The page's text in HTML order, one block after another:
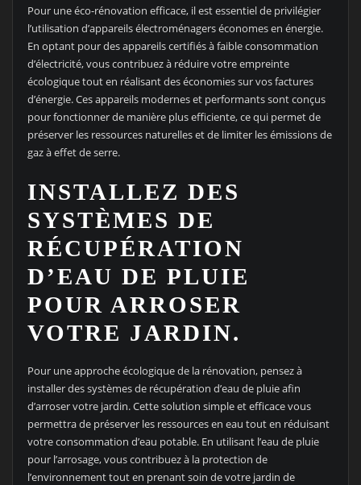
Pour une éco-rénovation efficace, il est essentiel de privilégier
l’utilisation d’appareils électroménagers économes en énergie.
En optant pour des appareils certifiés à faible consommation
d’électricité, vous contribuez à réduire votre empreinte
écologique tout en réalisant des économies sur vos factures
d’énergie. Ces appareils modernes et performants sont conçus
pour fonctionner de manière plus efficiente, ce qui permet de
préserver les ressources naturelles et de limiter les émissions de
gaz à effet de serre.
INSTALLEZ DES
SYSTÈMES DE
RÉCUPÉRATION
D’EAU DE PLUIE
POUR ARROSER
VOTRE JARDIN.
Pour une approche écologique de la rénovation, pensez à
installer des systèmes de récupération d’eau de pluie afin
d’arroser votre jardin. Cette solution simple et efficace vous
permettra de préserver les ressources en eau tout en réduisant
votre consommation d’eau potable. En utilisant l’eau de pluie
pour l’arrosage, vous contribuez à la protection de
l’environnement tout en prenant soin de votre jardin de